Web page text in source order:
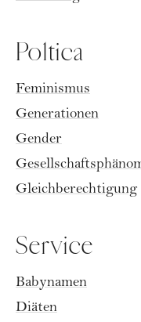
Poltica
Feminismus
Generationen
Gender
Gleichberechtigung
Service
Babynamen
Diäten